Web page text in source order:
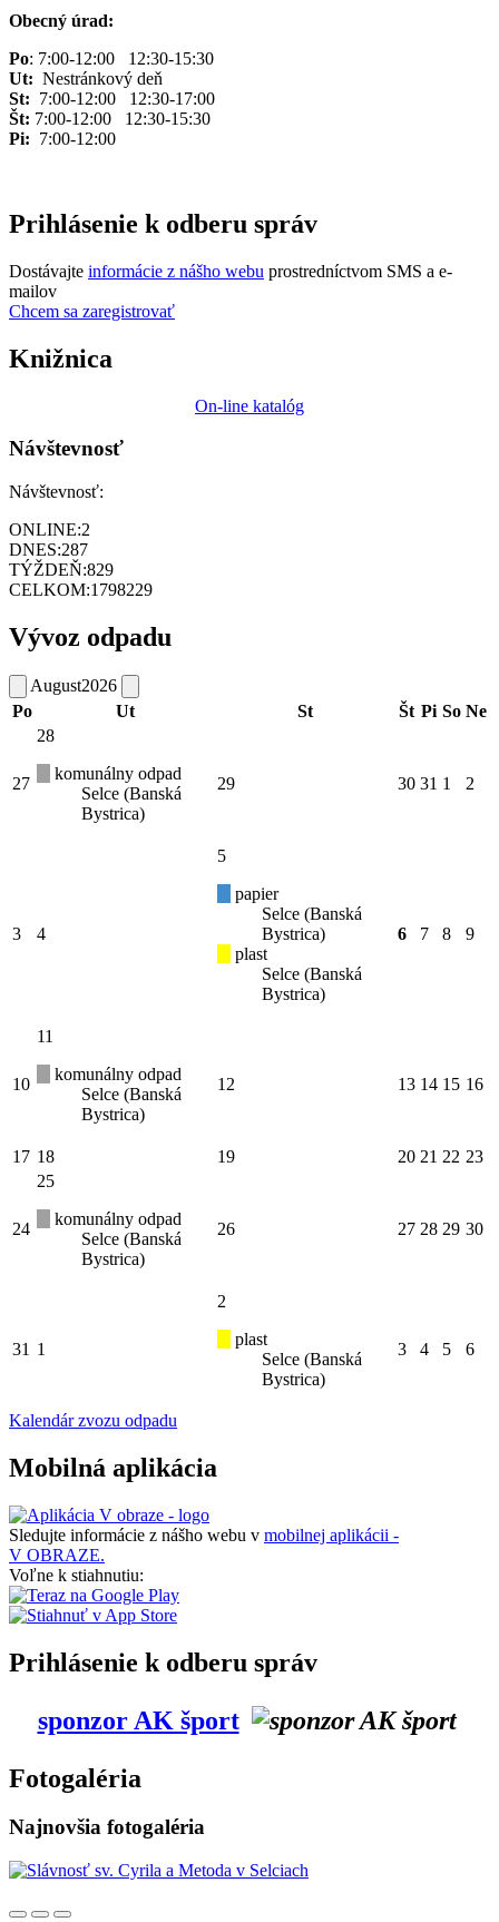
Obecný úrad:
Po: 7:00-12:00 12:30-15:30
Ut: Nestránkový deň
St: 7:00-12:00 12:30-17:00
Št: 7:00-12:00 12:30-15:30
Pi: 7:00-12:00
Prihlásenie k odberu správ
Dostávajte informácie z nášho webu prostredníctvom SMS a e-
mailov
Chcem sa zaregistrovať
Knižnica
On-line katalóg
Návštevnosť
Návštevnosť:
ONLINE:2
DNES:287
TÝŽDEŇ:829
CELKOM:1798229
Vývoz odpadu
August2026
Po
Ut St Št Pi So Ne
27
28
komunálny odpad
Selce (Banská
Bystrica)
29 30 31 1 2
3 4
5
papier
Selce (Banská
Bystrica)
plast
Selce (Banská
Bystrica)
6 7 8 9
10
11
komunálny odpad
Selce (Banská
Bystrica)
12 13 14 15 16
17 18 19 20 21 22 23
24
25
komunálny odpad
Selce (Banská
Bystrica)
26 27 28 29 30
31 1
2
plast
Selce (Banská
Bystrica)
3 4 5 6
Kalendár zvozu odpadu
Mobilná aplikácia
Sledujte informácie z nášho webu v mobilnej aplikácii -
V OBRAZE.
Voľne k stiahnutiu:
Prihlásenie k odberu správ
sponzor AK šport
Fotogaléria
Najnovšia fotogaléria